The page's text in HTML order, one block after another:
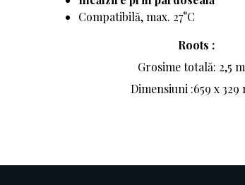
Compatibilă, max. 27°C
Roots :
Grosime totală: 2,5
Dimensiuni :659 x 329